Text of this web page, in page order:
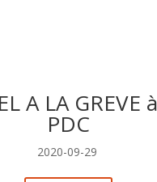
A LA GREVE
PDC
2020-09-29